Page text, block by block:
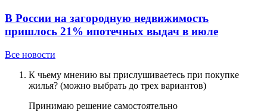
В России на загородную недвижимость
пришлось 21% ипотечных выдач в июле
Все новости
К чьему мнению вы прислушиваетесь при покупке
жилья? (можно выбрать до трех вариантов)
Принимаю решение самостоятельно